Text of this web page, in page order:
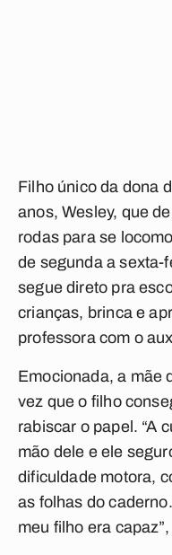
Filho único da dona
anos, Wesley, que
rodas para se
de segunda a sexta-
segue direto pra
crianças, brinca e
professora com o
Emocionada, a mãe
vez que o filho
rabiscar o papel. “A
mão dele e ele
dificuldade motora,
as folhas do
meu filho era